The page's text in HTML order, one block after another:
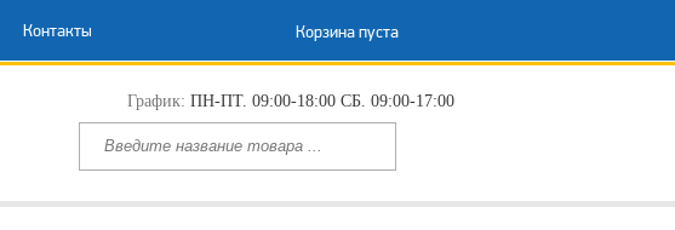
Контакты Корзина пуста
График: ПН-ПТ. 09:00-18:00 СБ. 09:00-17:00